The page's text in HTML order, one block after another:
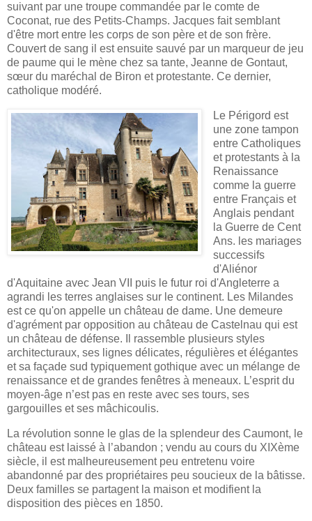
suivant par une troupe commandée par le comte de
Coconat, rue des Petits-Champs. Jacques fait semblant
d'être mort entre les corps de son père et de son frère.
Couvert de sang il est ensuite sauvé par un marqueur de jeu
de paume qui le mène chez sa tante, Jeanne de Gontaut,
sœur du maréchal de Biron et protestante. Ce dernier,
catholique modéré.
Le Périgord est
une zone tampon
entre Catholiques
et protestants à la
Renaissance
comme la guerre
entre Français et
Anglais pendant
la Guerre de Cent
Ans. les mariages
successifs
d'Aliénor
d'Aquitaine avec Jean VII puis le futur roi d'Angleterre a
agrandi les terres anglaises sur le continent. Les Milandes
est ce qu'on appelle un château de dame. Une demeure
d'agrément par opposition au château de Castelnau qui est
un château de défense. Il rassemble plusieurs styles
architecturaux, ses lignes délicates, régulières et élégantes
et sa façade sud typiquement gothique avec un mélange de
renaissance et de grandes fenêtres à meneaux. L’esprit du
moyen-âge n’est pas en reste avec ses tours, ses
gargouilles et ses mâchicoulis.
La révolution sonne le glas de la splendeur des Caumont, le
château est laissé à l’abandon ; vendu au cours du XIXème
siècle, il est malheureusement peu entretenu voire
abandonné par des propriétaires peu soucieux de la bâtisse.
Deux familles se partagent la maison et modifient la
disposition des pièces en 1850.